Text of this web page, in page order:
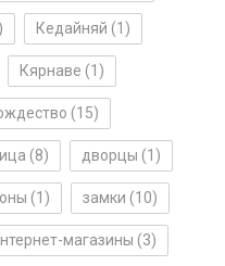
Кедайняй (1)
Кярнаве (1)
(15)
(8) дворцы (1)
(1) замки (10)
магазины (3)